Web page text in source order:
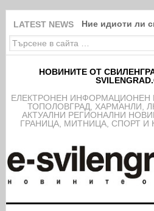
LATEST NEWS Ние идиоти ли
НОВИНИТЕ ОТ
EЛЕКТРОНЕН ИНФОРМАЦИОНЕН
ТОПОЛОВГРАД, ХАРМАНЛИ,
АКТУАЛНИ РЕГИОНАЛНИ
ГРАНИЦА, МИТНИЦА, СПОРТ И